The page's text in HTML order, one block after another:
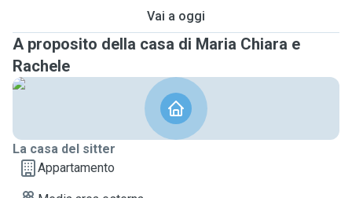
Vai a oggi
A proposito della casa di Maria Chiara e
Rachele
La casa del sitter
Appartamento